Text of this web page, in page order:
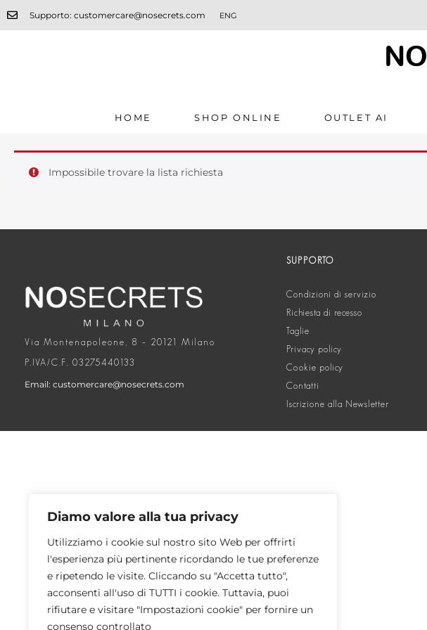
Diamo valore alla tua privacy
Utilizziamo i cookie sul nostro sito Web per offrirti
l'esperienza più pertinente ricordando le tue preferenze
e ripetendo le visite. Cliccando su "Accetta tutto",
acconsenti all'uso di TUTTI i cookie. Tuttavia, puoi
rifiutare e visitare "Impostazioni cookie" per fornire un
consenso controllato
Supporto: customercare@nosecrets.com ENG
NO
HOME SHOP ONLINE OUTLET AI
Impossibile trovare la lista richiesta
Via Montenapoleone, 8 – 20121 Milano
P.IVA/C.F. 03275440133
Email: customercare@nosecrets.com
SUPPORTO
Condizioni di servizio
Richiesta di recesso
Taglie
Privacy policy
Cookie policy
Contatti
Iscrizione alla Newsletter